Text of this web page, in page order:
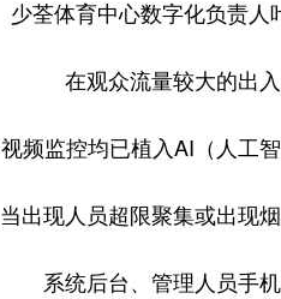
少荃体育中心数字化负责人
在观众流量较大的出
视频监控均已植入AI（人工
当出现人员超限聚集或出现
系统后台、管理人员手